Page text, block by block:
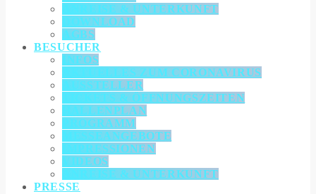
ANREISE & UNTERKUNFT
DOWNLOAD
AGBS
BESUCHER
INFOS
AKTUELLES ZUM CORONAVIRUS
AUSSTELLER
TICKETS & ÖFFNUNGSZEITEN
HALLENPLAN
PROGRAMM
MESSEANGEBOTE
IMPRESSIONEN
VIDEOS
ANREISE & UNTERKUNFT
PRESSE